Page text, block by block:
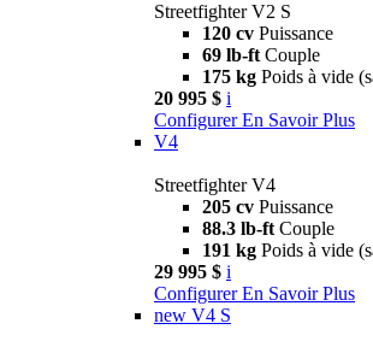
Streetfighter V2 S
120 cv Puissance
69 lb-ft Couple
175 kg Poids à vide
20 995 $ i
Configurer En Savoir Plus
V4
Streetfighter V4
205 cv Puissance
88.3 lb-ft Couple
191 kg Poids à vide
29 995 $ i
Configurer En Savoir Plus
new V4 S